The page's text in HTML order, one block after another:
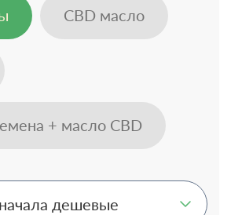
CBD масло
+ масло CBD